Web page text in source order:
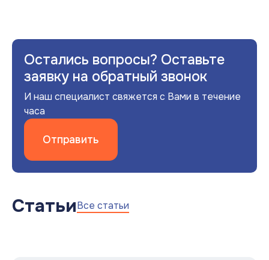
Остались вопросы? Оставьте
заявку на обратный звонок
И наш специалист свяжется с Вами в течение
часа
Отправить
СтатьиВсе статьи